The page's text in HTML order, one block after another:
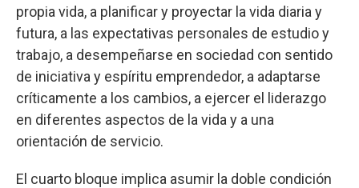
propia vida, a planificar y proyectar la vida diaria y
futura, a las expectativas personales de estudio y
trabajo, a desempeñarse en sociedad con sentido
de iniciativa y espíritu emprendedor, a adaptarse
críticamente a los cambios, a ejercer el liderazgo
en diferentes aspectos de la vida y a una
orientación de servicio.
El cuarto bloque implica asumir la doble condición